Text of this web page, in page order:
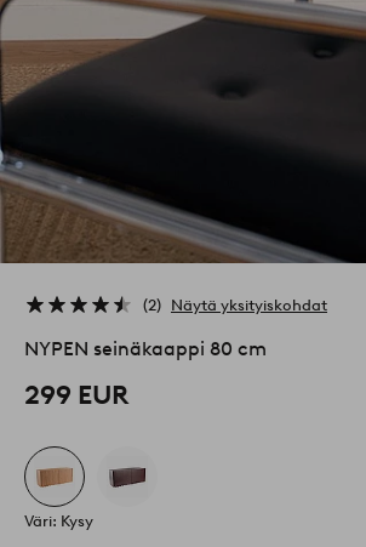
2 Näytä yksityiskohdat
NYPEN seinäkaappi 80 cm
299 EUR
Väri: Kysy